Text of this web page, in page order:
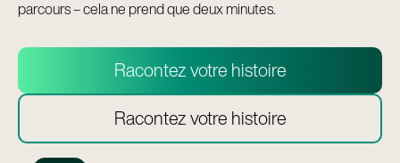
parcours – cela ne prend que deux minutes.
Racontez votre histoire
Racontez votre histoire